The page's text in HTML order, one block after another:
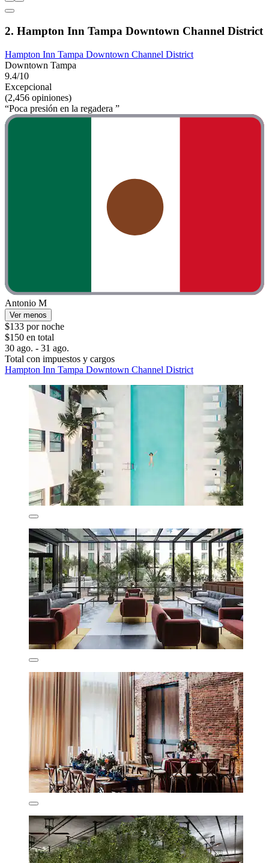
2. Hampton Inn Tampa Downtown Channel District
Hampton Inn Tampa Downtown Channel District
Downtown Tampa
9.4/10
Excepcional
(2,456 opiniones)
“Poca presión en la regadera ”
Antonio M
Ver menos
$133 por noche
$150 en total
30 ago. - 31 ago.
Total con impuestos y cargos
Hampton Inn Tampa Downtown Channel District